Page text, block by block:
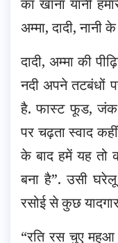
अम्मा, दादी,
दादी, अम्मा की
नदी अपने तटबंधों
है. फास्ट फूड, जंक
पर चढ़ता स्वाद
के बाद हमें यह तो
बना है”. उसी
रसोई से कुछ
“रति रस चुए महुआ